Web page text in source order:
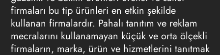
firmaları bu tip ürünleri en etkin şekilde
kullanan firmalardır. Pahalı tanıtım ve reklam
mecralarını kullanamayan küçük ve orta ölçekli
firmaların, marka, ürün ve hizmetlerini tanıtmak